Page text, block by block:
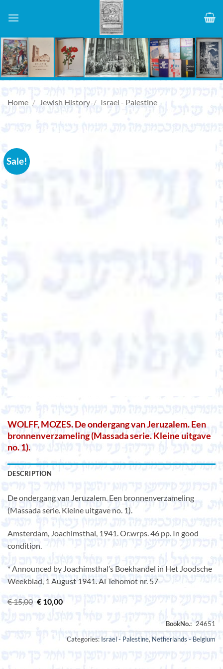
Home / Jewish History / Israel - Palestine
Sale!
WOLFF, MOZES. De ondergang van Jeruzalem. Een
bronnenverzameling (Massada serie. Kleine uitgave
no. 1).
DESCRIPTION
De ondergang van Jeruzalem. Een bronnenverzameling
(Massada serie. Kleine uitgave no. 1).
Amsterdam, Joachimsthal, 1941. Or.wrps. 46 pp. In good
condition.
* Announced by Joachimsthal’s Boekhandel in Het Joodsche
Weekblad, 1 August 1941. Al Tehomot nr. 57
€15,00 Original
price
€10,00Current
Categories: Israel - Palestine, Netherlands - Belgium